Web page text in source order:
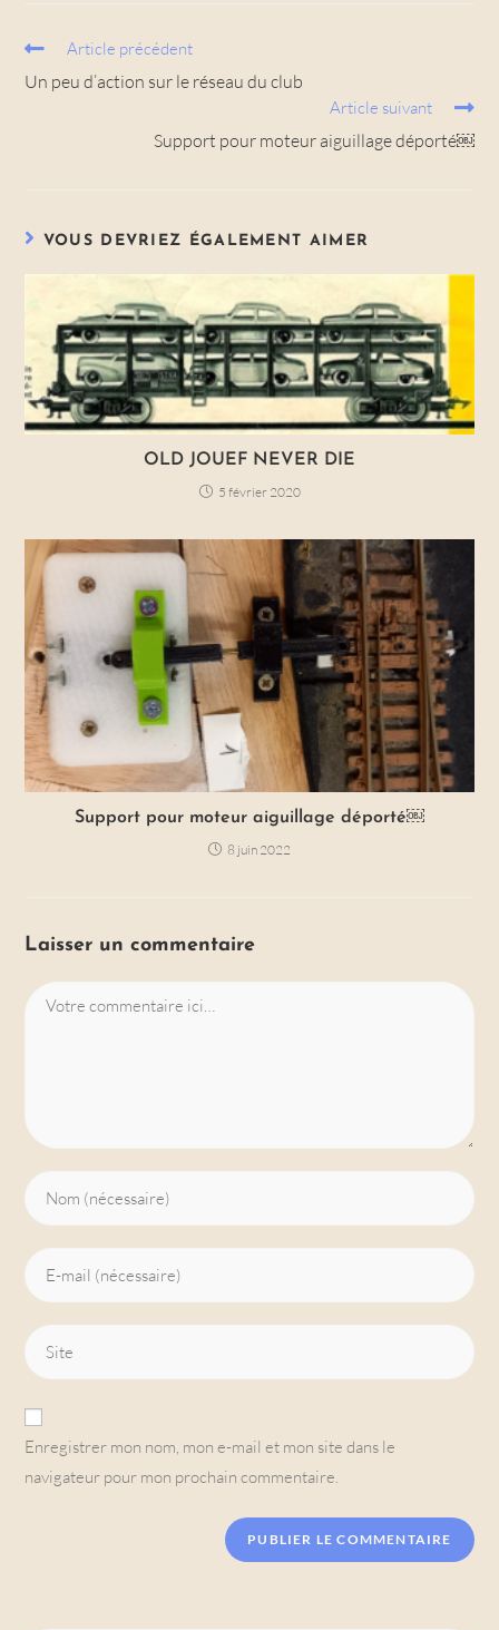
Article précédent
Un peu d’action sur le réseau du club
Article suivant
Support pour moteur aiguillage déporté￼
VOUS DEVRIEZ ÉGALEMENT AIMER
OLD JOUEF NEVER DIE
5 février 2020
Support pour moteur aiguillage déporté￼
8 juin 2022
Laisser un commentaire
Enregistrer mon nom, mon e-mail et mon site dans le
navigateur pour mon prochain commentaire.